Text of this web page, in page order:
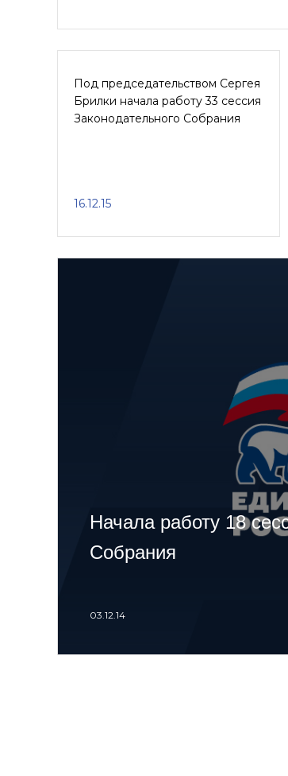
Под председательством Сергея
Брилки начала работу 33 сессия
Законодательного Собрания
16.12.15
Начала работу 18
Собрания
03.12.14